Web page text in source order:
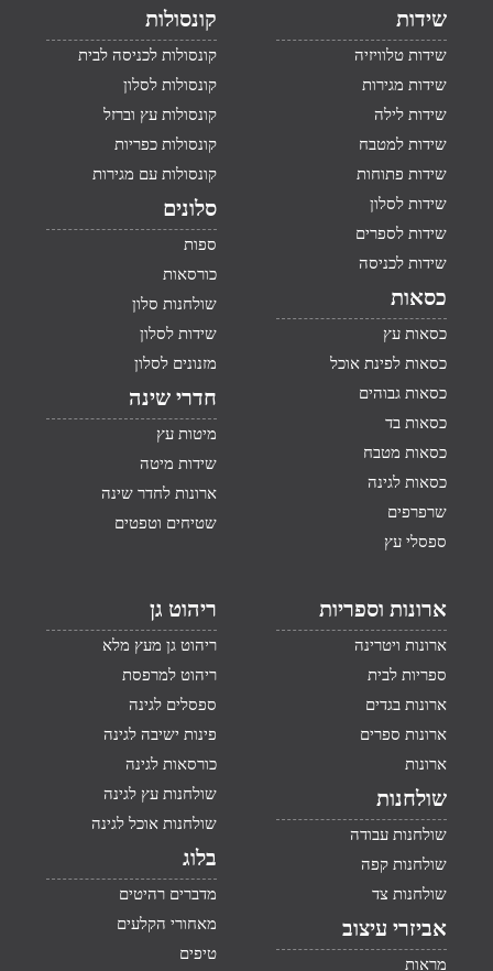
שידות
שידות טלוויזיה
שידות מגירות
שידות לילה
שידות למטבח
שידות פתוחות
שידות לסלון
שידות לספרים
שידות לכניסה
כסאות
כסאות עץ
כסאות לפינת אוכל
כסאות גבוהים
כסאות בד
כסאות מטבח
כסאות לגינה
שרפרפים
ספסלי עץ
קונסולות
קונסולות לכניסה לבית
קונסולות לסלון
קונסולות עץ וברזל
קונסולות כפריות
קונסולות עם מגירות
סלונים
ספות
כורסאות
שולחנות סלון
שידות לסלון
מזנונים לסלון
חדרי שינה
מיטות עץ
שידות מיטה
ארונות לחדר שינה
שטיחים וטפטים
ארונות וספריות
ארונות ויטרינה
ספריות לבית
ארונות בגדים
ארונות ספרים
ארונות
שולחנות
שולחנות עבודה
שולחנות קפה
שולחנות צד
אביזרי עיצוב
מראות
ריהוט גן
ריהוט גן מעץ מלא
ריהוט למרפסת
ספסלים לגינה
פינות ישיבה לגינה
כורסאות לגינה
שולחנות עץ לגינה
שולחנות אוכל לגינה
בלוג
מדברים רהיטים
מאחורי הקלעים
טיפים